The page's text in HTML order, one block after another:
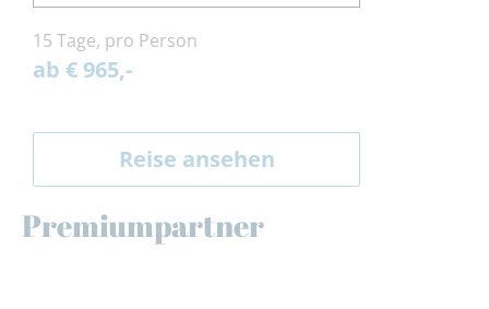
15 Tage, pro Person
ab € 965,-
Reise ansehen
Premiumpartner